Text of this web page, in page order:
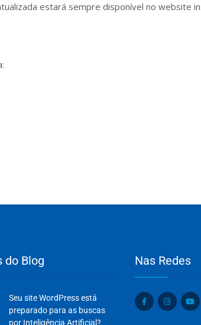
estará sempre disponível no website
do Blog
Seu site WordPress está
preparado para as buscas
por Inteligência Artificial?
Nas Redes
Olá, insira seus dados